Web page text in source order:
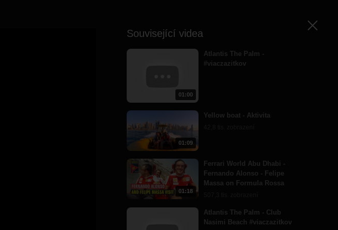
Související videa
01:00
Atlantis The Palm -
#viaczazitkov
01:09
Yellow boat - Aktivita
01:18
Ferrari World Abu Dhabi -
Fernando Alonso - Felipe
Massa on Formula Rossa
Atlantis The Palm - Club
Nasimi Beach #viaczazitkov
Zavřít